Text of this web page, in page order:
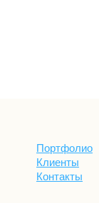
Портфолио
Клиенты
Контакты